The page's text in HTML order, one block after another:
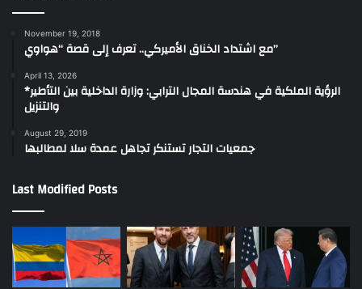
November 19, 2018
مع اشتداد الخناق الأميركي.. تعرف إلى قصة “هواوي”
April 13, 2026
*الرؤية الملكية في هندسة المجال الترابي: وزارة الداخلية بين التأطير
والتنزيل
August 29, 2019
جمعيات التجار تستنكر تجاهل عمدة سلا لمطالبها
Last Modified Posts